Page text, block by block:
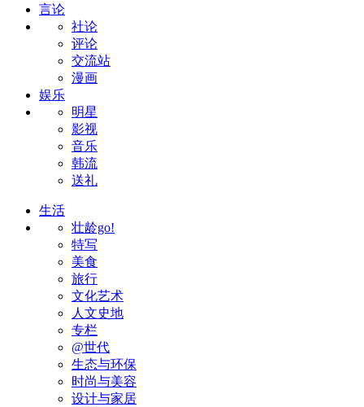
言论
社论
评论
交流站
漫画
娱乐
明星
影视
音乐
韩流
送礼
生活
壮龄go!
特写
美食
旅行
文化艺术
人文史地
专栏
@世代
生态与环保
时尚与美容
设计与家居